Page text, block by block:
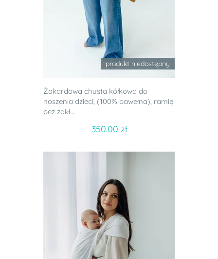
produkt niedostępny
Żakardowa chusta kółkowa do
noszenia dzieci, (100% bawełna), ramię
bez zakł...
350.00 zł